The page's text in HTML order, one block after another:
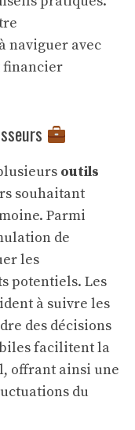
naviguer avec
financier
outils
souhaitant
Parmi
de
les
potentiels. Les
à suivre les
des décisions
facilitent la
offrant ainsi une
du